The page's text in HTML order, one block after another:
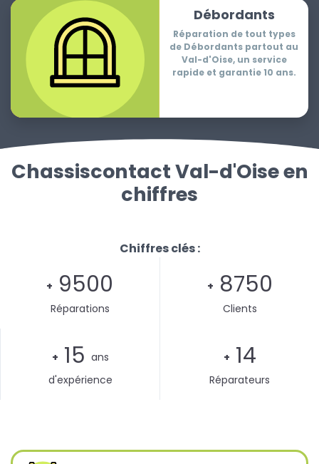
Débordants
Réparation de tout types
de Débordants partout au
Val-d'Oise, un service
rapide et garantie 10 ans.
Chassiscontact Val-d'Oise en
chiffres
Chiffres clés :
+ 9500
Réparations
+ 8750
Clients
+ 15 ans
d'expérience
+ 14
Réparateurs